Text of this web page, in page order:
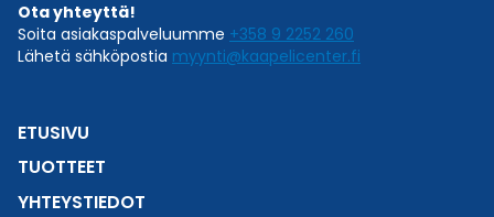
Ota yhteyttä!
Soita asiakaspalveluumme +358 9 2252 260
Lähetä sähköpostia myynti@kaapelicenter.fi
ETUSIVU
TUOTTEET
YHTEYSTIEDOT